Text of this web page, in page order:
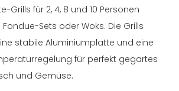
Grills für 2, 4, 8 und 10 Personen
Sets oder Woks. Die Grills
stabile Aluminiumplatte und eine
für perfekt gegartes
und Gemüse.